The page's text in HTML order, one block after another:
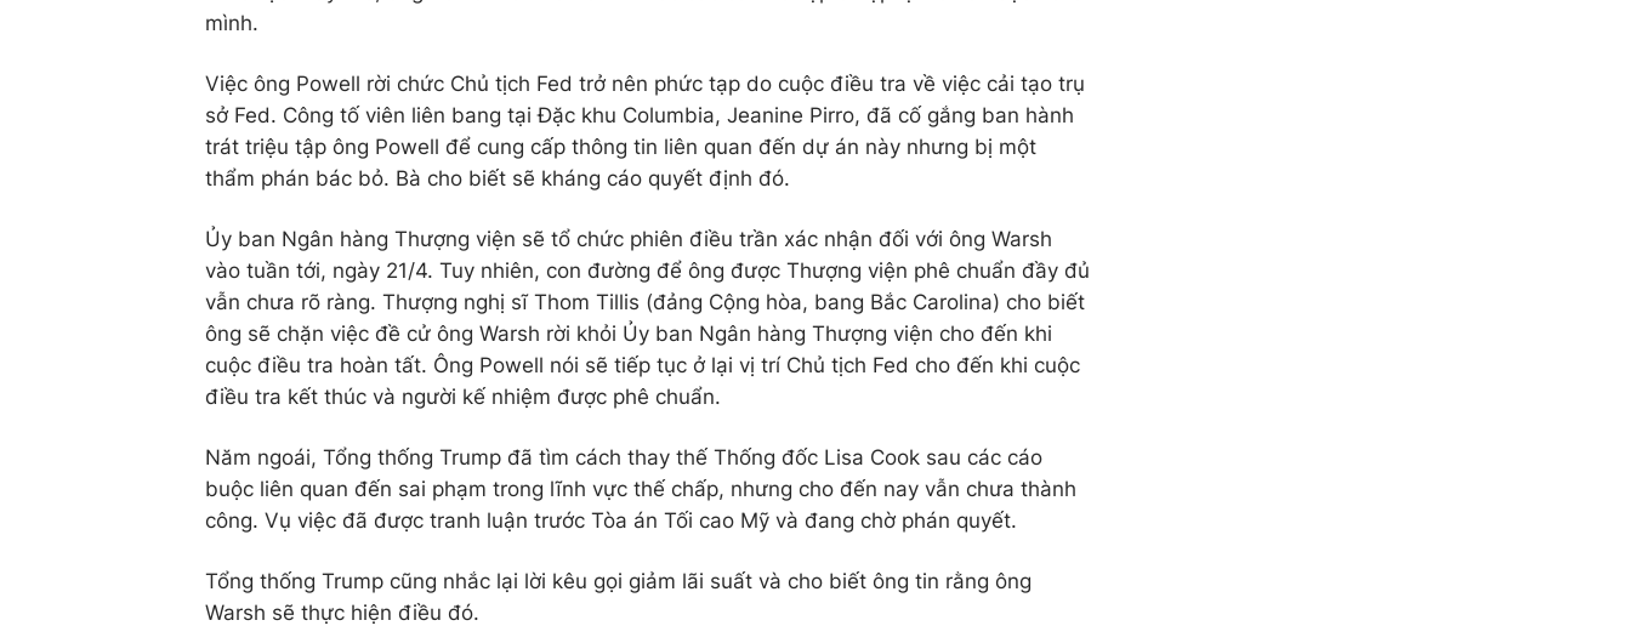
mình.
Việc ông Powell rời chức Chủ tịch Fed trở nên phức tạp do cuộc điều tra về việc cải tạo trụ
sở Fed. Công tố viên liên bang tại Đặc khu Columbia, Jeanine Pirro, đã cố gắng ban hành
trát triệu tập ông Powell để cung cấp thông tin liên quan đến dự án này nhưng bị một
thẩm phán bác bỏ. Bà cho biết sẽ kháng cáo quyết định đó.
Ủy ban Ngân hàng Thượng viện sẽ tổ chức phiên điều trần xác nhận đối với ông Warsh
vào tuần tới, ngày 21/4. Tuy nhiên, con đường để ông được Thượng viện phê chuẩn đầy đủ
vẫn chưa rõ ràng. Thượng nghị sĩ Thom Tillis (đảng Cộng hòa, bang Bắc Carolina) cho biết
ông sẽ chặn việc đề cử ông Warsh rời khỏi Ủy ban Ngân hàng Thượng viện cho đến khi
cuộc điều tra hoàn tất. Ông Powell nói sẽ tiếp tục ở lại vị trí Chủ tịch Fed cho đến khi cuộc
điều tra kết thúc và người kế nhiệm được phê chuẩn.
Năm ngoái, Tổng thống Trump đã tìm cách thay thế Thống đốc Lisa Cook sau các cáo
buộc liên quan đến sai phạm trong lĩnh vực thế chấp, nhưng cho đến nay vẫn chưa thành
công. Vụ việc đã được tranh luận trước Tòa án Tối cao Mỹ và đang chờ phán quyết.
Tổng thống Trump cũng nhắc lại lời kêu gọi giảm lãi suất và cho biết ông tin rằng ông
Warsh sẽ thực hiện điều đó.